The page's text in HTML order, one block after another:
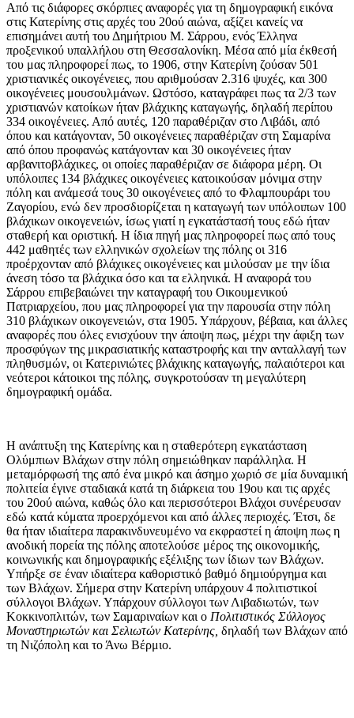
Από τις διάφορες σκόρπιες αναφορές για τη δημογραφική εικόνα
στις Κατερίνης στις αρχές του 20ού αιώνα, αξίζει κανείς να
επισημάνει αυτή του Δημήτριου Μ. Σάρρου, ενός Έλληνα
προξενικού υπαλλήλου στη Θεσσαλονίκη. Μέσα από μία έκθεσή
του μας πληροφορεί πως, το 1906, στην Κατερίνη ζούσαν 501
χριστιανικές οικογένειες, που αριθμούσαν 2.316 ψυχές, και 300
οικογένειες μουσουλμάνων. Ωστόσο, καταγράφει πως τα 2/3 των
χριστιανών κατοίκων ήταν βλάχικης καταγωγής, δηλαδή περίπου
334 οικογένειες. Από αυτές, 120 παραθέριζαν στο Λιβάδι, από
όπου και κατάγονταν, 50 οικογένειες παραθέριζαν στη Σαμαρίνα
από όπου προφανώς κατάγονταν και 30 οικογένειες ήταν
αρβανιτοβλάχικες, οι οποίες παραθέριζαν σε διάφορα μέρη. Οι
υπόλοιπες 134 βλάχικες οικογένειες κατοικούσαν μόνιμα στην
πόλη και ανάμεσά τους 30 οικογένειες από το Φλαμπουράρι του
Ζαγορίου, ενώ δεν προσδιορίζεται η καταγωγή των υπόλοιπων 100
βλάχικων οικογενειών, ίσως γιατί η εγκατάστασή τους εδώ ήταν
σταθερή και οριστική. Η ίδια πηγή μας πληροφορεί πως από τους
442 μαθητές των ελληνικών σχολείων της πόλης οι 316
προέρχονταν από βλάχικες οικογένειες και μιλούσαν με την ίδια
άνεση τόσο τα βλάχικα όσο και τα ελληνικά. Η αναφορά του
Σάρρου επιβεβαιώνει την καταγραφή του Οικουμενικού
Πατριαρχείου, που μας πληροφορεί για την παρουσία στην πόλη
310 βλάχικων οικογενειών, στα 1905. Υπάρχουν, βέβαια, και άλλες
αναφορές που όλες ενισχύουν την άποψη πως, μέχρι την άφιξη των
προσφύγων της μικρασιατικής καταστροφής και την ανταλλαγή των
πληθυσμών, οι Κατερινιώτες βλάχικης καταγωγής, παλαιότεροι και
νεότεροι κάτοικοι της πόλης, συγκροτούσαν τη μεγαλύτερη
δημογραφική ομάδα.
Η ανάπτυξη της Κατερίνης και η σταθερότερη εγκατάσταση
Ολύμπιων Βλάχων στην πόλη σημειώθηκαν παράλληλα. Η
μεταμόρφωσή της από ένα μικρό και άσημο χωριό σε μία δυναμική
πολιτεία έγινε σταδιακά κατά τη διάρκεια του 19ου και τις αρχές
του 20ού αιώνα, καθώς όλο και περισσότεροι Βλάχοι συνέρευσαν
εδώ κατά κύματα προερχόμενοι και από άλλες περιοχές. Έτσι, δε
θα ήταν ιδιαίτερα παρακινδυνευμένο να εκφραστεί η άποψη πως η
ανοδική πορεία της πόλης αποτελούσε μέρος της οικονομικής,
κοινωνικής και δημογραφικής εξέλιξης των ίδιων των Βλάχων.
Υπήρξε σε έναν ιδιαίτερα καθοριστικό βαθμό δημιούργημα και
των Βλάχων. Σήμερα στην Κατερίνη υπάρχουν 4 πολιτιστικοί
σύλλογοι Βλάχων. Υπάρχουν σύλλογοι των Λιβαδιωτών, των
Κοκκινοπλιτών, των Σαμαριναίων και ο Πολιτιστικός Σύλλογος
Μοναστηριωτών και Σελιωτών Κατερίνης, δηλαδή των Βλάχων από
τη Νιζόπολη και το Άνω Βέρμιο.